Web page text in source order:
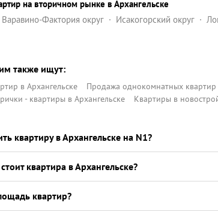
на вторичном рынке в Архангельске
Варавино-Фактория округ Исакогорский округ
также ищут:
в Архангельске Продажа однокомнатных квартир
- квартиры в Архангельске
Квартиры в
квартиру в Архангельске на N1?
квартира в Архангельске?
квартир?